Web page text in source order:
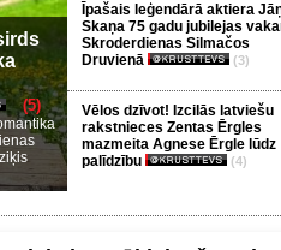
(5)
Īpašais leģendārā aktiera
Skaņa 75 gadu jubilejas
Skroderdienas Silmačos
Druvienā
(3)
Vēlos dzīvot! Izcilās latviešu
rakstnieces Zentas Ērgles
mazmeita Agnese Ērgle lūdz
palīdzību
(4)